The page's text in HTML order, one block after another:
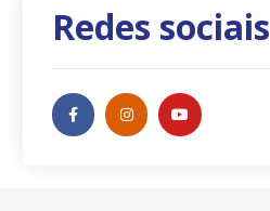
Redes sociais